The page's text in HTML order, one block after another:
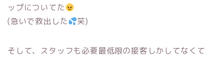
ップについてた
(急いで救出した
笑)
そして、スタッフも必要最低限の接客しかしてなくて